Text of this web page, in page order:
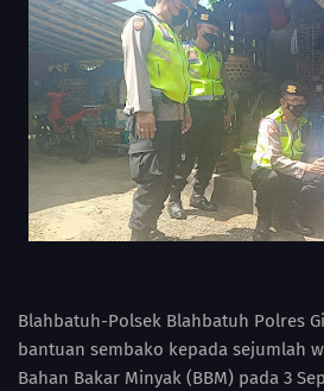
Blahbatuh-Polsek Blahbatuh Polres
bantuan sembako kepada sejumlah
Bahan Bakar Minyak (BBM) pada 3